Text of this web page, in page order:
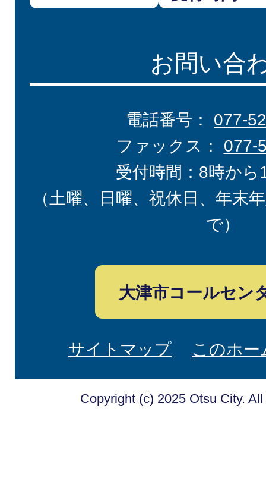
お問い合
電話番号： 077-
ファックス： 077-
受付時間：8時から
（土曜、日曜、祝休日、年末
で）
大津市コールセン
サイトマップ このホ
Copyright (c) 2025 Otsu City.